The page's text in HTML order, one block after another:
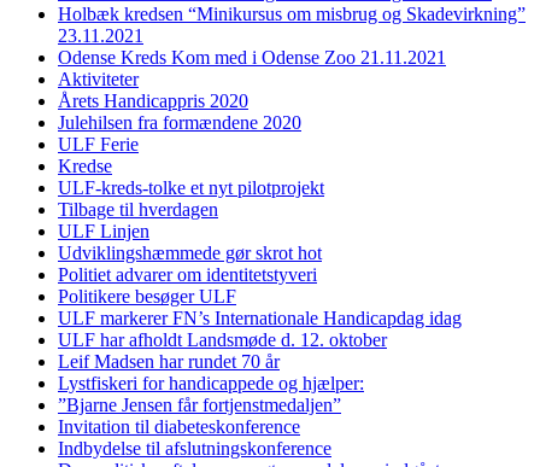
Holbæk kredsen “Minikursus om misbrug og Skadevirkning”
23.11.2021
Odense Kreds Kom med i Odense Zoo 21.11.2021
Aktiviteter
Årets Handicappris 2020
Julehilsen fra formændene 2020
ULF Ferie
Kredse
ULF-kreds-tolke et nyt pilotprojekt
Tilbage til hverdagen
ULF Linjen
Udviklingshæmmede gør skrot hot
Politiet advarer om identitetstyveri
Politikere besøger ULF
ULF markerer FN’s Internationale Handicapdag idag
ULF har afholdt Landsmøde d. 12. oktober
Leif Madsen har rundet 70 år
Lystfiskeri for handicappede og hjælper:
”Bjarne Jensen får fortjenstmedaljen”
Invitation til diabeteskonference
Indbydelse til afslutningskonference